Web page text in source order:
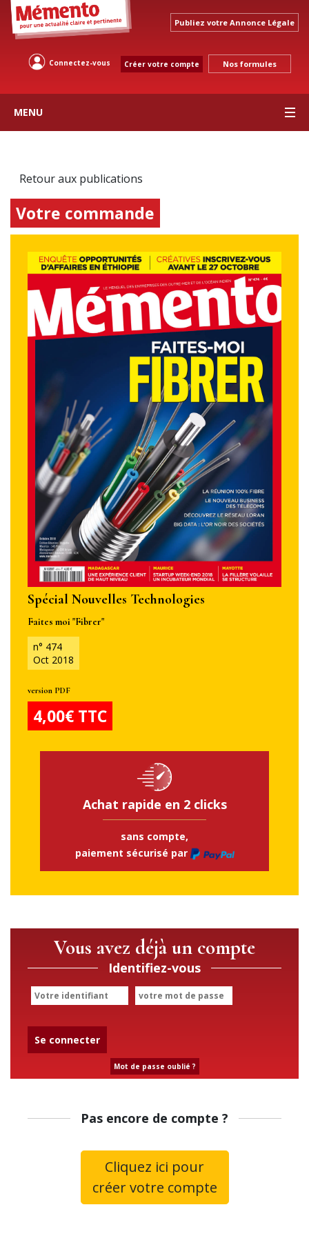
Publiez votre Annonce Légale
Connectez-vous Créer votre compte Nos formules
MENU
Retour aux publications
Votre commande
Spécial Nouvelles Technologies
Faites moi "Fibrer"
n° 474
Oct 2018
version PDF
4,00€ TTC
Achat rapide en 2 clicks
sans compte,
paiement sécurisé par
Vous avez déjà un compte
Identifiez-vous
Se connecter
Mot de passe oublié ?
Pas encore de compte ?
Cliquez ici pour
créer votre compte